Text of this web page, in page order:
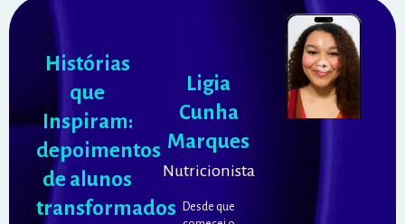
Histórias
que
Inspiram:
depoimentos
de alunos
transformados
Ligia
Cunha
Marques
Nutricionista
Desde que